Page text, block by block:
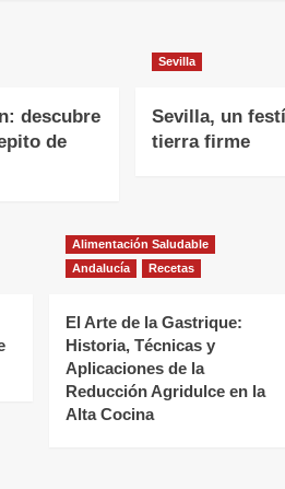
descubre
de
Sevilla
Sevilla, un
tierra firme
Alimentación Saludable
Andalucía
Recetas
El Arte de la Gastrique:
Historia, Técnicas y
Aplicaciones de la
Reducción Agridulce en la
Alta Cocina